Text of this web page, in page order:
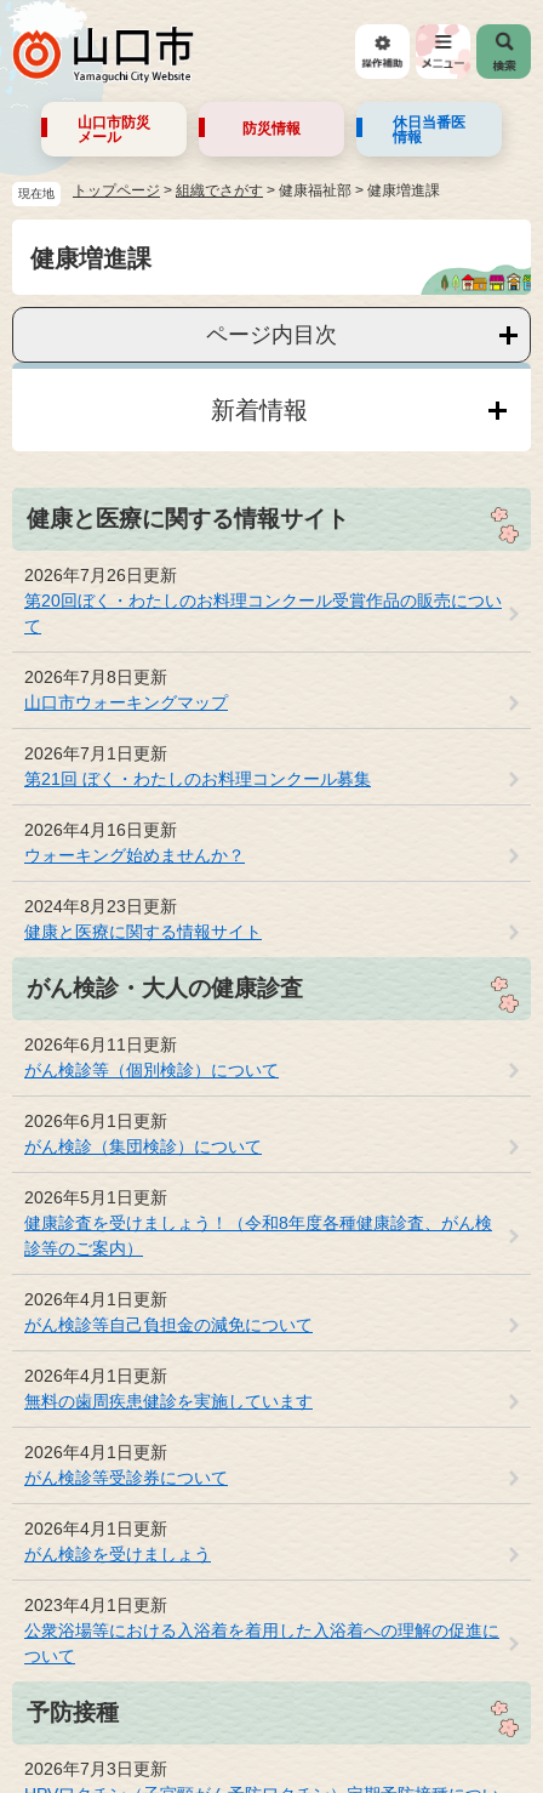
山口市防災
メール
防災情報
休日当番医
情報
現在地 トップページ > 組織でさがす > 健康福祉部 > 健康増進課
健康増進課
ページ内目次
新着情報
健康と医療に関する情報サイト
2026年7月26日更新
第20回ぼく・わたしのお料理コンクール受賞作品の販売につい
て
2026年7月8日更新
山口市ウォーキングマップ
2026年7月1日更新
第21回 ぼく・わたしのお料理コンクール募集
2026年4月16日更新
ウォーキング始めませんか？
2024年8月23日更新
健康と医療に関する情報サイト
がん検診・大人の健康診査
2026年6月11日更新
がん検診等（個別検診）について
2026年6月1日更新
がん検診（集団検診）について
2026年5月1日更新
健康診査を受けましょう！（令和8年度各種健康診査、がん検
診等のご案内）
2026年4月1日更新
がん検診等自己負担金の減免について
2026年4月1日更新
無料の歯周疾患健診を実施しています
2026年4月1日更新
がん検診等受診券について
2026年4月1日更新
がん検診を受けましょう
2023年4月1日更新
公衆浴場等における入浴着を着用した入浴着への理解の促進に
ついて
予防接種
2026年7月3日更新